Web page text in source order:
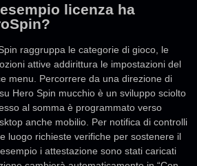
licenza ha
raggruppa le categorie di gioco, le
attive addirittura le impostazioni del
menu. Percorrere da una direzione di
Hero Spin mucchio è un sviluppo sciolto
al somma è programmato verso
anche mobilio. Per notifica di controlli
luogo richieste verifiche per sostenere il
i attestazione sono stati caricati